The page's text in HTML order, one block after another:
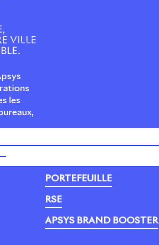
les
PORTEFEUILLE
RSE
APSYS BRAND BOOSTER